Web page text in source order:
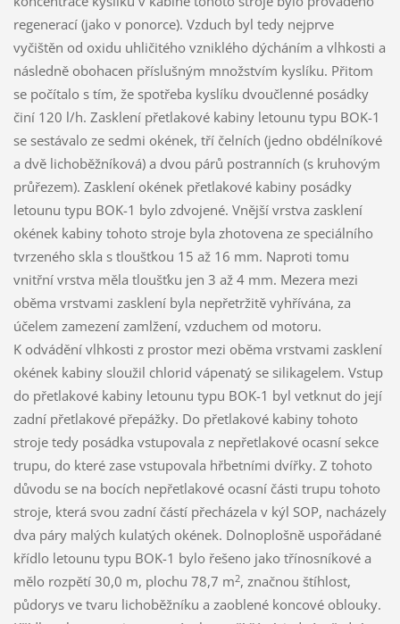
regenerací (jako v ponorce). Vzduch byl tedy nejprve
vyčištěn od oxidu uhličitého vzniklého dýcháním a vlhkosti a
následně obohacen příslušným množstvím kyslíku. Přitom
se počítalo s tím, že spotřeba kyslíku dvoučlenné posádky
činí 120 l/h. Zasklení přetlakové kabiny letounu typu BOK-1
se sestávalo ze sedmi okének, tří čelních (jedno obdélníkové
a dvě lichoběžníková) a dvou párů postranních (s kruhovým
průřezem). Zasklení okének přetlakové kabiny posádky
letounu typu BOK-1 bylo zdvojené. Vnější vrstva zasklení
okének kabiny tohoto stroje byla zhotovena ze speciálního
tvrzeného skla s tloušťkou 15 až 16 mm. Naproti tomu
vnitřní vrstva měla tloušťku jen 3 až 4 mm. Mezera mezi
oběma vrstvami zasklení byla nepřetržitě vyhřívána, za
účelem zamezení zamlžení, vzduchem od motoru.
K odvádění vlhkosti z prostor mezi oběma vrstvami zasklení
okének kabiny sloužil chlorid vápenatý se silikagelem. Vstup
do přetlakové kabiny letounu typu BOK-1 byl vetknut do její
zadní přetlakové přepážky. Do přetlakové kabiny tohoto
stroje tedy posádka vstupovala z nepřetlakové ocasní sekce
trupu, do které zase vstupovala hřbetními dvířky. Z tohoto
důvodu se na bocích nepřetlakové ocasní části trupu tohoto
stroje, která svou zadní částí přecházela v kýl SOP, nacházely
dva páry malých kulatých okének. Dolnoplošně uspořádané
křídlo letounu typu BOK-1 bylo řešeno jako třínosníkové a
mělo rozpětí 30,0 m, plochu 78,7 m2, značnou štíhlost,
půdorys ve tvaru lichoběžníku a zaoblené koncové oblouky.